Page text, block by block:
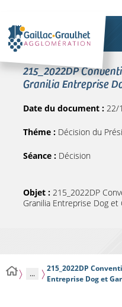
215_2022DP
Granilia Entreprise
Date du document : 22/
Théme : Décision du
Séance : Décision
Objet : 215_2022DP
Granilia Entreprise Dog et
...
215_2022DP
Entreprise Dog et